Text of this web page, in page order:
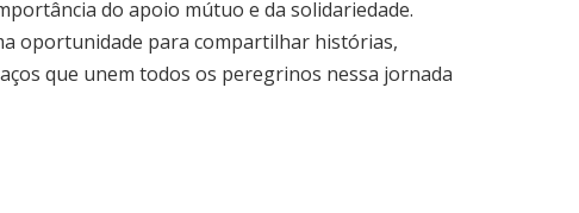
do apoio mútuo e da solidariedade.
oportunidade para compartilhar histórias,
que unem todos os peregrinos nessa jornada